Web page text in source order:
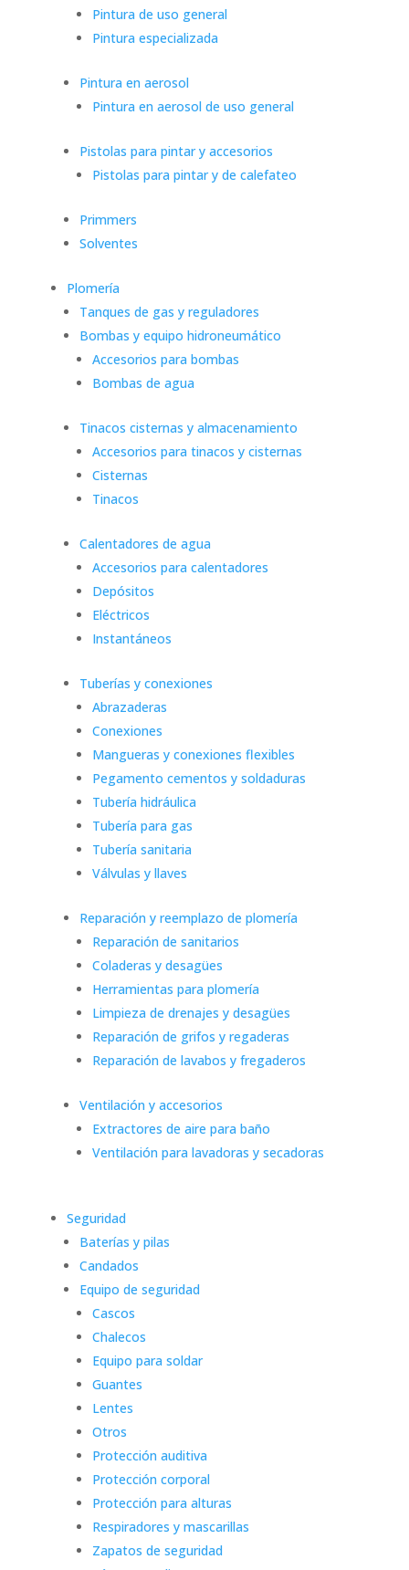
Pintura de uso general
Pintura especializada
Pintura en aerosol
Pintura en aerosol de uso general
Pistolas para pintar y accesorios
Pistolas para pintar y de calefateo
Primmers
Solventes
Plomería
Tanques de gas y reguladores
Bombas y equipo hidroneumático
Accesorios para bombas
Bombas de agua
Tinacos cisternas y almacenamiento
Accesorios para tinacos y cisternas
Cisternas
Tinacos
Calentadores de agua
Accesorios para calentadores
Depósitos
Eléctricos
Instantáneos
Tuberías y conexiones
Abrazaderas
Conexiones
Mangueras y conexiones flexibles
Pegamento cementos y soldaduras
Tubería hidráulica
Tubería para gas
Tubería sanitaria
Válvulas y llaves
Reparación y reemplazo de plomería
Reparación de sanitarios
Coladeras y desagües
Herramientas para plomería
Limpieza de drenajes y desagües
Reparación de grifos y regaderas
Reparación de lavabos y fregaderos
Ventilación y accesorios
Extractores de aire para baño
Ventilación para lavadoras y secadoras
Seguridad
Baterías y pilas
Candados
Equipo de seguridad
Cascos
Chalecos
Equipo para soldar
Guantes
Lentes
Otros
Protección auditiva
Protección corporal
Protección para alturas
Respiradores y mascarillas
Zapatos de seguridad